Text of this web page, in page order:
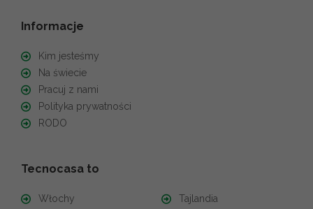
Informacje
Kim jesteśmy
Na świecie
Pracuj z nami
Polityka prywatności
RODO
Tecnocasa to
Włochy
Tajlandia